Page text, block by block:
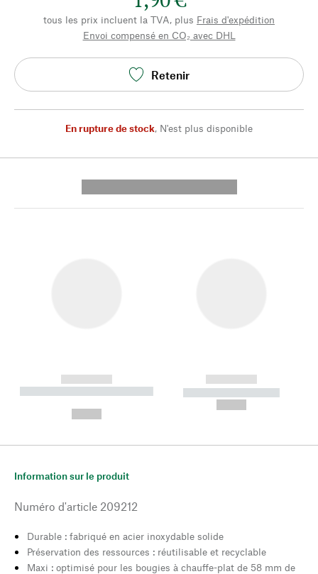
tous les prix incluent la TVA, plus Frais d'expédition
Envoi compensé en CO₂ avec DHL
Retenir
En rupture de stock, N'est plus disponible
------------
----------- ----------- --------
------------
----------- -----------
Information sur le produit
Numéro d'article 209212
Durable : fabriqué en acier inoxydable solide
Préservation des ressources : réutilisable et recyclable
Maxi : optimisé pour les bougies à chauffe-plat de 58 mm de